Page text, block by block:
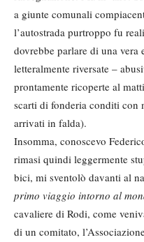
a giunte comunali
l’autostrada purtroppo fu
dovrebbe parlare di una
letteralmente riversate –
prontamente ricoperte al
scarti di fonderia conditi con
arrivati in falda).
Insomma, conoscevo
rimasi quindi leggermente
bici, mi sventolò davanti al
primo viaggio intorno al
cavaliere di Rodi, come
di un comitato,